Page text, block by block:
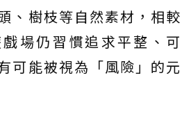
、樹枝等自然素材，相較
場仍習慣追求平整、可
可能被視為「風險」的元